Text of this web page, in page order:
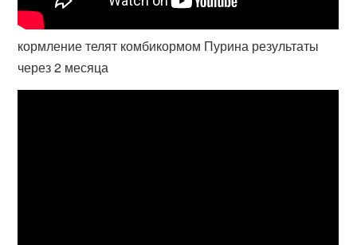
кормление телят комбикормом Пурина результаты
через 2 месяца